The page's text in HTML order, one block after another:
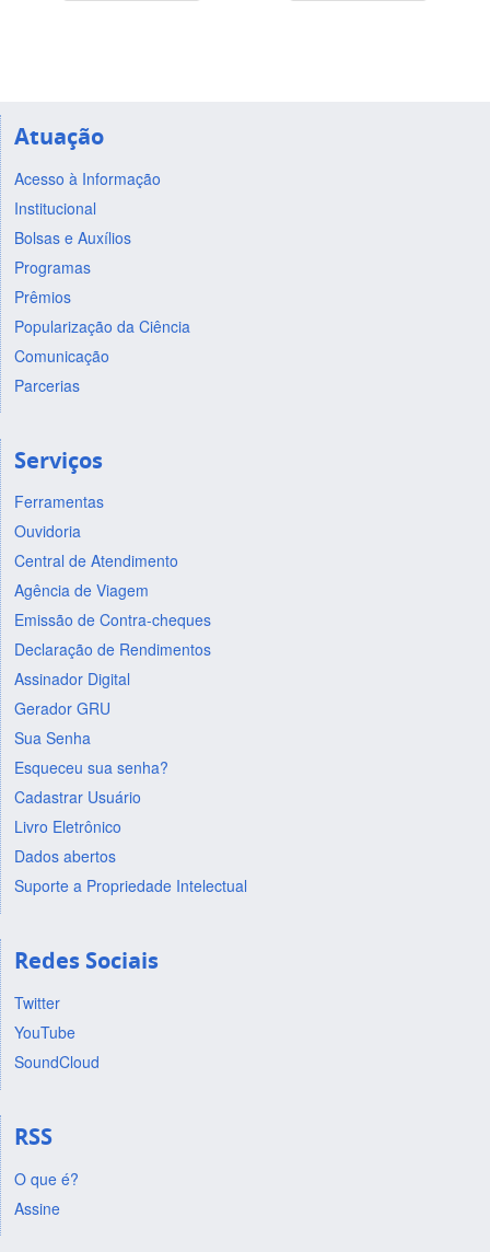
Atuação
Acesso à Informação
Institucional
Bolsas e Auxílios
Programas
Prêmios
Popularização da Ciência
Comunicação
Parcerias
Serviços
Ferramentas
Ouvidoria
Central de Atendimento
Agência de Viagem
Emissão de Contra-cheques
Declaração de Rendimentos
Assinador Digital
Gerador GRU
Sua Senha
Esqueceu sua senha?
Cadastrar Usuário
Livro Eletrônico
Dados abertos
Suporte a Propriedade Intelectual
Redes Sociais
Twitter
YouTube
SoundCloud
RSS
O que é?
Assine